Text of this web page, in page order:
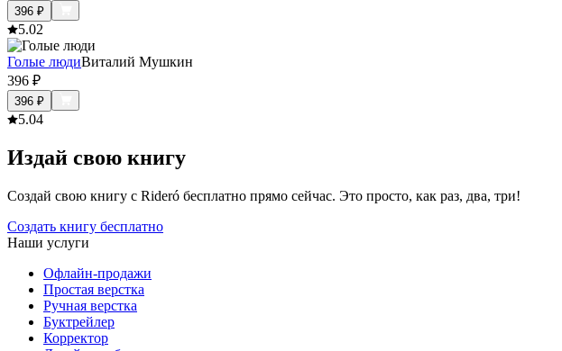
396 ₽
5.02
Голые людиВиталий Мушкин
396 ₽
396 ₽
5.04
Издай свою книгу
Создай свою книгу с Rideró бесплатно прямо сейчас. Это просто, как раз, два, три!
Создать книгу бесплатно
Наши услуги
Офлайн-продажи
Простая верстка
Ручная верстка
Буктрейлер
Корректор